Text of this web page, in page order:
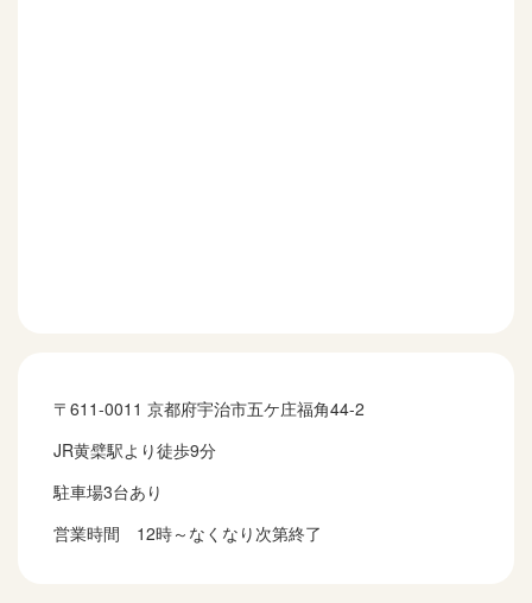
〒611-0011 京都府宇治市五ケ庄福角44-2
JR黄檗駅より徒歩9分
駐車場3台あり
営業時間 12時～なくなり次第終了